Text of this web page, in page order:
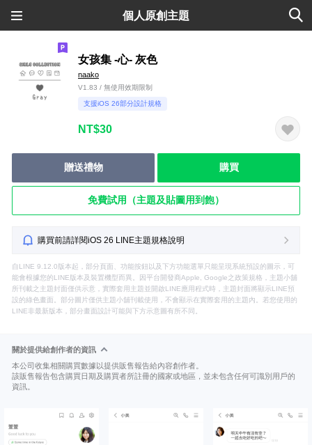
個人原創主題
女孩集 -心- 灰色
naako
V1.83 / 無使用效期限制
支援iOS 26部分設計規格
NT$30
贈送禮物 購買
免費試用（主題及貼圖用到飽）
購買前請詳閱iOS 26 LINE主題規格說明
自LINE 9.12.0版本起，部分頁面、功能按鈕以及下方功能選單只能呈現系統預設的圖示，可
能會根據您的LINE版本及裝置機型而異。因平台開發商Apple, Google之政策規格，主題小舖
所刊載之主題封面僅供示意，實際套用主題並開啟LINE應用程式時，主題封面將顯示LINE預
設的綠色畫面。部分圖片僅供主題小舖刊載使用，不會顯示在實際套用的主題內。若您使用的
LINE非最新版本，部分畫面設計可能與下方示意圖有所不同。
關於提供給創作者的資訊
本公司收集相關購買數據以提供販售報告給內容創作者。
該販售報告包含購買日期及購買者所註冊的國家或地區，並未包含任何可識別用戶的
資訊。